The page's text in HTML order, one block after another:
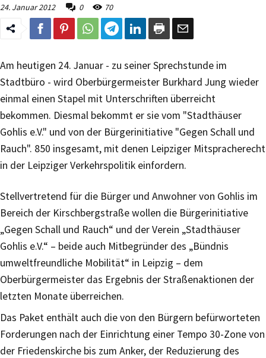
24. Januar 2012
0 70
Am heutigen 24. Januar - zu seiner Sprechstunde im
Stadtbüro - wird Oberbürgermeister Burkhard Jung wieder
einmal einen Stapel mit Unterschriften überreicht
bekommen. Diesmal bekommt er sie vom "Stadthäuser
Gohlis e.V." und von der Bürgerinitiative "Gegen Schall und
Rauch". 850 insgesamt, mit denen Leipziger Mitspracherecht
in der Leipziger Verkehrspolitik einfordern.
Stellvertretend für die Bürger und Anwohner von Gohlis im
Bereich der Kirschbergstraße wollen die Bürgerinitiative
„Gegen Schall und Rauch“ und der Verein „Stadthäuser
Gohlis e.V.“ – beide auch Mitbegründer des „Bündnis
umweltfreundliche Mobilität“ in Leipzig – dem
Oberbürgermeister das Ergebnis der Straßenaktionen der
letzten Monate überreichen.
Das Paket enthält auch die von den Bürgern befürworteten
Forderungen nach der Einrichtung einer Tempo 30-Zone von
der Friedenskirche bis zum Anker, der Reduzierung des